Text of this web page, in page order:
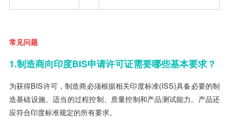
常见问题
1.制造商向印度BIS申请许可证需要哪些基本要求？
为获得BIS许可，制造商必须根据相关印度标准(ISS)具备必要的制
造基础设施、适当的过程控制、质量控制和产品测试能力。产品还
应符合印度标准规定的所有要求。